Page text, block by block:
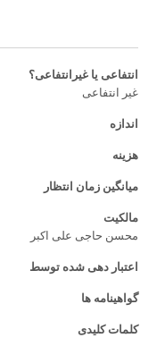
انتفاعی یا غیرانتفاعی؟
غیر انتفاعی
اندازه
هزینه
میانگین زمان انتظار
مالکیت
محسن حاجی علی اکبر
اعتبار دهی شده توسط
گواهینامه ها
کلمات کلیدی